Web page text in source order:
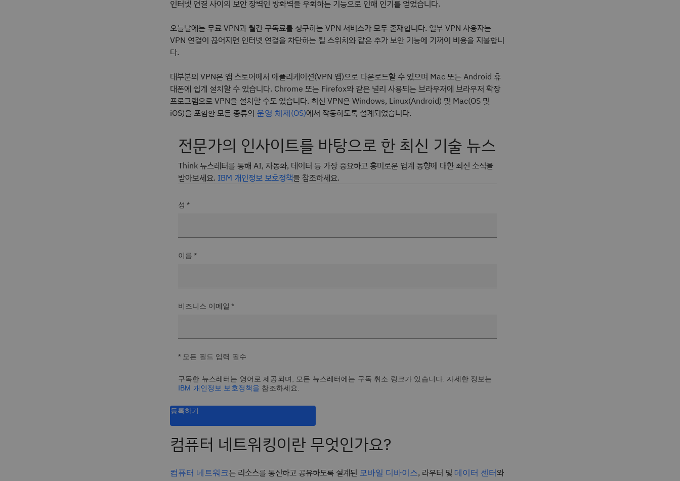
인터넷 연결 사이의 보안 장벽인 방화벽을 우회하는 기능으로 인해 인기를 얻었습니다.
오늘날에는 무료 VPN과 월간 구독료를 청구하는 VPN 서비스가 모두 존재합니다. 일부 VPN 사용자는
VPN 연결이 끊어지면 인터넷 연결을 차단하는 킬 스위치와 같은 추가 보안 기능에 기꺼이 비용을 지불합니
다.
대부분의 VPN은 앱 스토어에서 애플리케이션(VPN 앱)으로 다운로드할 수 있으며 Mac 또는 Android 휴
대폰에 쉽게 설치할 수 있습니다. Chrome 또는 Firefox와 같은 널리 사용되는 브라우저에 브라우저 확장
프로그램으로 VPN을 설치할 수도 있습니다. 최신 VPN은 Windows, Linux(Android) 및 Mac(OS 및
iOS)을 포함한 모든 종류의 운영 체제(OS)에서 작동하도록 설계되었습니다.
전문가의 인사이트를 바탕으로 한 최신 기술 뉴스
Think 뉴스레터를 통해 AI, 자동화, 데이터 등 가장 중요하고 흥미로운 업계 동향에 대한 최신 소식을
받아보세요. IBM 개인정보 보호정책을 참조하세요.
성 *
이름 *
비즈니스 이메일 *
* 모든 필드 입력 필수
구독한 뉴스레터는 영어로 제공되며, 모든 뉴스레터에는 구독 취소 링크가 있습니다. 자세한 정보는
IBM 개인정보 보호정책을 참조하세요.
등록하기
컴퓨터 네트워킹이란 무엇인가요?
컴퓨터 네트워크는 리소스를 통신하고 공유하도록 설계된 모바일 디바이스, 라우터 및 데이터 센터와